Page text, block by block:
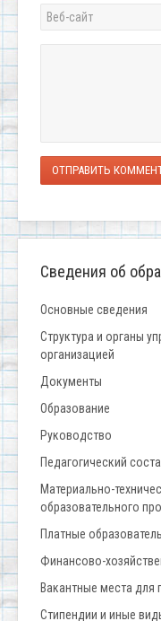
ОТПРАВИТЬ
Сведения об
Основные сведения
Структура и органы
организацией
Документы
Образование
Руководство
Педагогический
Материально-
образовательного
Платные
Финансово-
Вакантные места
Стипендии и иные